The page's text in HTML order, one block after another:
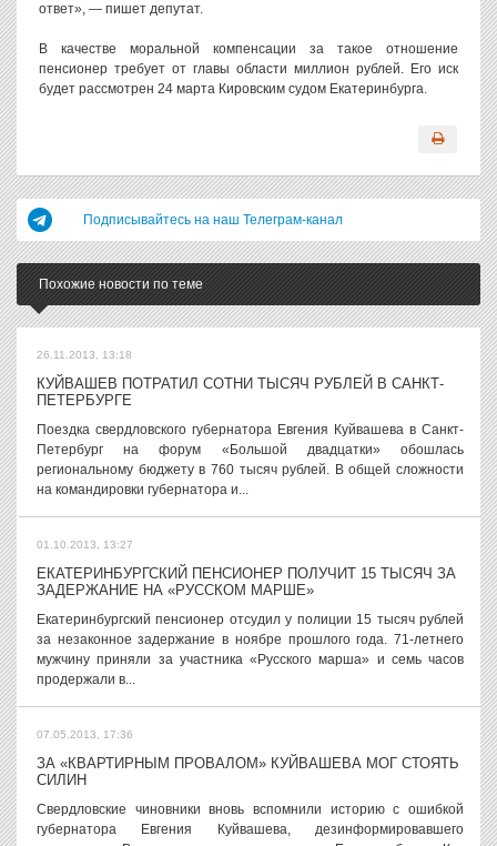
ответ», — пишет депутат.
В качестве моральной компенсации за такое отношение
пенсионер требует от главы области миллион рублей. Его иск
будет рассмотрен 24 марта Кировским судом Екатеринбурга.
Подписывайтесь на наш Телеграм-канал
Похожие новости по теме
26.11.2013, 13:18
КУЙВАШЕВ ПОТРАТИЛ СОТНИ ТЫСЯЧ РУБЛЕЙ В САНКТ-
ПЕТЕРБУРГЕ
Поездка свердловского губернатора Евгения Куйвашева в Санкт-
Петербург на форум «Большой двадцатки» обошлась
региональному бюджету в 760 тысяч рублей. В общей сложности
на командировки губернатора и...
01.10.2013, 13:27
ЕКАТЕРИНБУРГСКИЙ ПЕНСИОНЕР ПОЛУЧИТ 15 ТЫСЯЧ ЗА
ЗАДЕРЖАНИЕ НА «РУССКОМ МАРШЕ»
Екатеринбургский пенсионер отсудил у полиции 15 тысяч рублей
за незаконное задержание в ноябре прошлого года. 71-летнего
мужчину приняли за участника «Русского марша» и семь часов
продержали в...
07.05.2013, 17:36
ЗА «КВАРТИРНЫМ ПРОВАЛОМ» КУЙВАШЕВА МОГ СТОЯТЬ
СИЛИН
Свердловские чиновники вновь вспомнили историю с ошибкой
губернатора Евгения Куйвашева, дезинформировавшего